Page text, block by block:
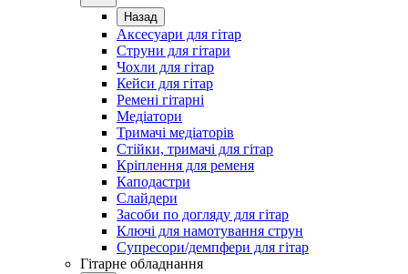
Назад
Аксесуари для гітар
Струни для гітари
Чохли для гітар
Кейси для гітар
Ремені гітарні
Медіатори
Тримачі медіаторів
Стійки, тримачі для гітар
Кріплення для ременя
Каподастри
Слайдери
Засоби по догляду для гітар
Ключі для намотування струн
Супресори/демпфери для гітар
Гітарне обладнання